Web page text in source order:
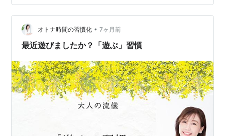
醸していた のは覚えていますが いつから１８歳になった
のか解りません。 近年は国民の祝日は微妙に変わってい
ます。一番変わった のは、なんと言っても天皇誕生日で
すね。誰だったかボヤ…
オトナ時間の習慣化 • 7ヶ月前
最近遊びましたか？「遊ぶ」習慣